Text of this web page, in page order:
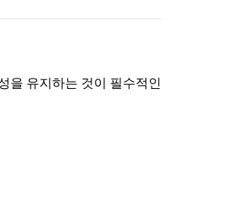
을 유지하는 것이 필수적인